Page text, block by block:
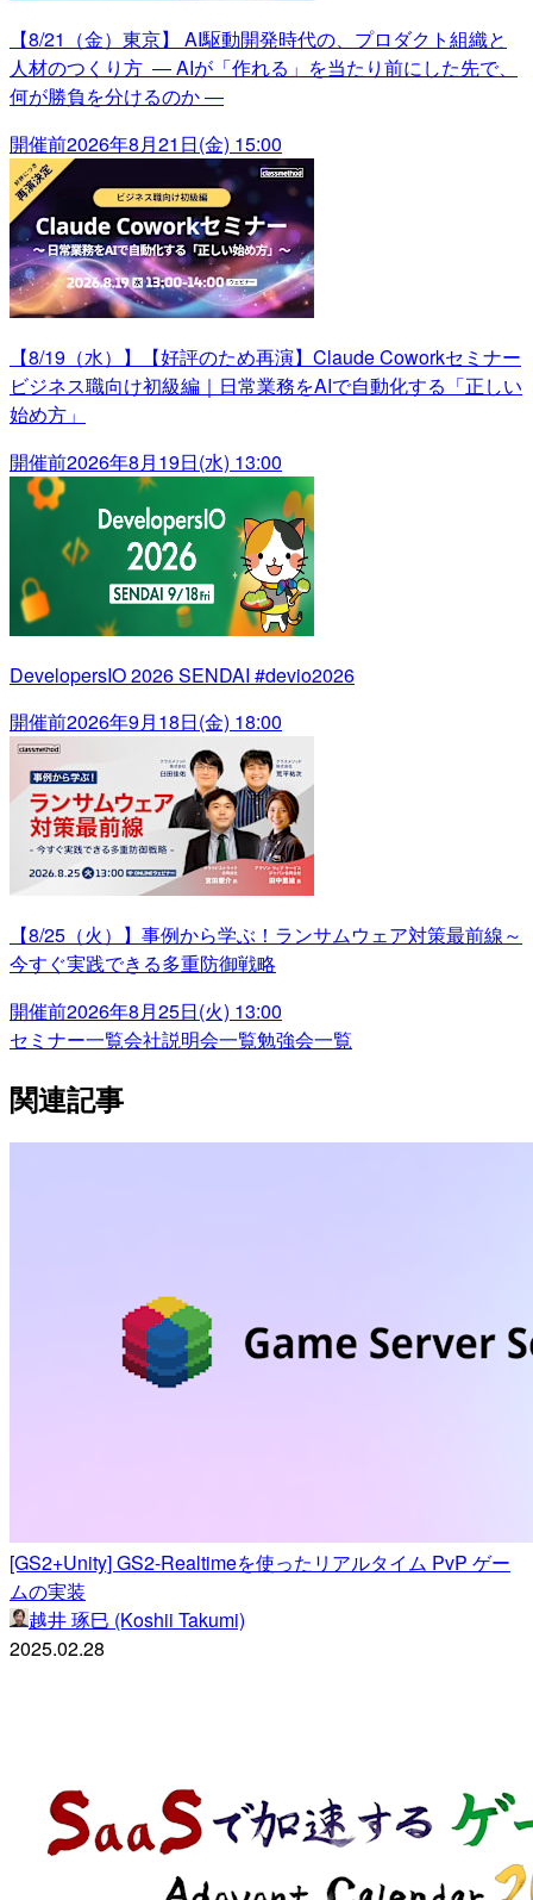
【8/21（金）東京】 AI駆動開発時代の、プロダクト組織と
人材のつくり方 ― AIが「作れる」を当たり前にした先で、
何が勝負を分けるのか ―
開催前2026年8月21日(金) 15:00
【8/19（水）】【好評のため再演】Claude Coworkセミナー
ビジネス職向け初級編｜日常業務をAIで自動化する「正しい
始め方」
開催前2026年8月19日(水) 13:00
DevelopersIO 2026 SENDAI #devio2026
開催前2026年9月18日(金) 18:00
【8/25（火）】事例から学ぶ！ランサムウェア対策最前線～
今すぐ実践できる多重防御戦略
開催前2026年8月25日(火) 13:00
セミナー一覧会社説明会一覧勉強会一覧
関連記事
[GS2+Unity] GS2-Realtimeを使ったリアルタイム PvP ゲー
ムの実装
越井 琢巳 (Koshii Takumi)
2025.02.28